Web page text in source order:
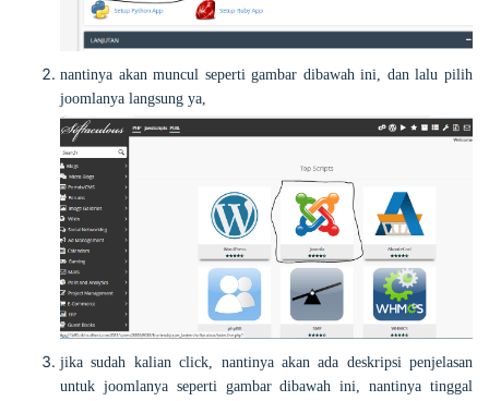
nantinya akan muncul seperti gambar dibawah ini, dan lalu pilih
joomlanya langsung ya,
jika sudah kalian click, nantinya akan ada deskripsi penjelasan
untuk joomlanya seperti gambar dibawah ini, nantinya tinggal